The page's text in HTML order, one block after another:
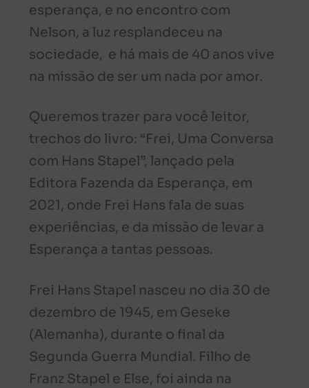
esperança, e no encontro com
Nelson, a luz resplandeceu na
sociedade, e há mais de 40 anos vive
na missão de ser um nada por amor.
Queremos trazer para você leitor,
trechos do livro: “Frei, Uma Conversa
com Hans Stapel”, lançado pela
Editora Fazenda da Esperança, em
2021, onde Frei Hans fala de suas
experiências, e da missão de levar a
Esperança a tantas pessoas.
Frei Hans Stapel nasceu no dia 30 de
dezembro de 1945, em Geseke
(Alemanha), durante o final da
Segunda Guerra Mundial. Filho de
Franz Stapel e Else, foi ainda na